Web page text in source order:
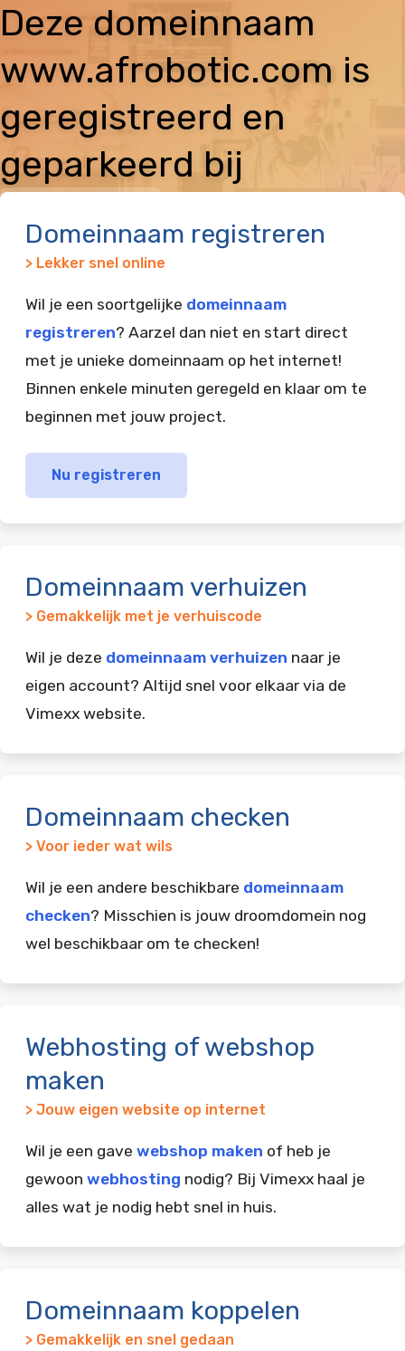
Deze domeinnaam
www.afrobotic.com is
geregistreerd en
geparkeerd bij
Domeinnaam registreren
> Lekker snel online
Wil je een soortgelijke domeinnaam
registreren? Aarzel dan niet en start direct
met je unieke domeinnaam op het internet!
Binnen enkele minuten geregeld en klaar om te
beginnen met jouw project.
Nu registreren
Domeinnaam verhuizen
> Gemakkelijk met je verhuiscode
Wil je deze domeinnaam verhuizen naar je
eigen account? Altijd snel voor elkaar via de
Vimexx website.
Domeinnaam checken
> Voor ieder wat wils
Wil je een andere beschikbare domeinnaam
checken? Misschien is jouw droomdomein nog
wel beschikbaar om te checken!
Webhosting of webshop
maken
> Jouw eigen website op internet
Wil je een gave webshop maken of heb je
gewoon webhosting nodig? Bij Vimexx haal je
alles wat je nodig hebt snel in huis.
Domeinnaam koppelen
> Gemakkelijk en snel gedaan